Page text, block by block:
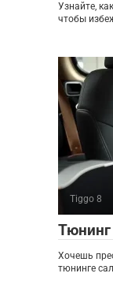
Узнайте,
чтобы
Tiggo 8
Тюнинг
Хочешь
тюнинге